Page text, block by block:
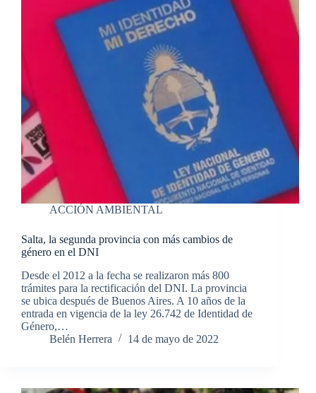
ACCIÓN AMBIENTAL
Salta, la segunda provincia con más cambios de
género en el DNI
Desde el 2012 a la fecha se realizaron más 800
trámites para la rectificación del DNI. La provincia
se ubica después de Buenos Aires. A 10 años de la
entrada en vigencia de la ley 26.742 de Identidad de
Género,…
Belén Herrera
14 de mayo de 2022